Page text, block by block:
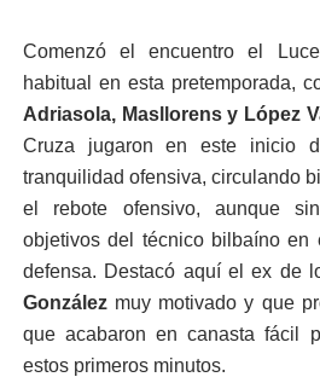
Comenzó el encuentro el
habitual en esta pretemporada,
Adriasola, Masllorens y López
Cruza jugaron en este inicio
tranquilidad ofensiva, circulando
el rebote ofensivo, aunque
objetivos del técnico bilbaíno en
defensa. Destacó aquí el ex de
Gonzálezmuy motivado y que
que acabaron en canasta fácil
estos primeros minutos.